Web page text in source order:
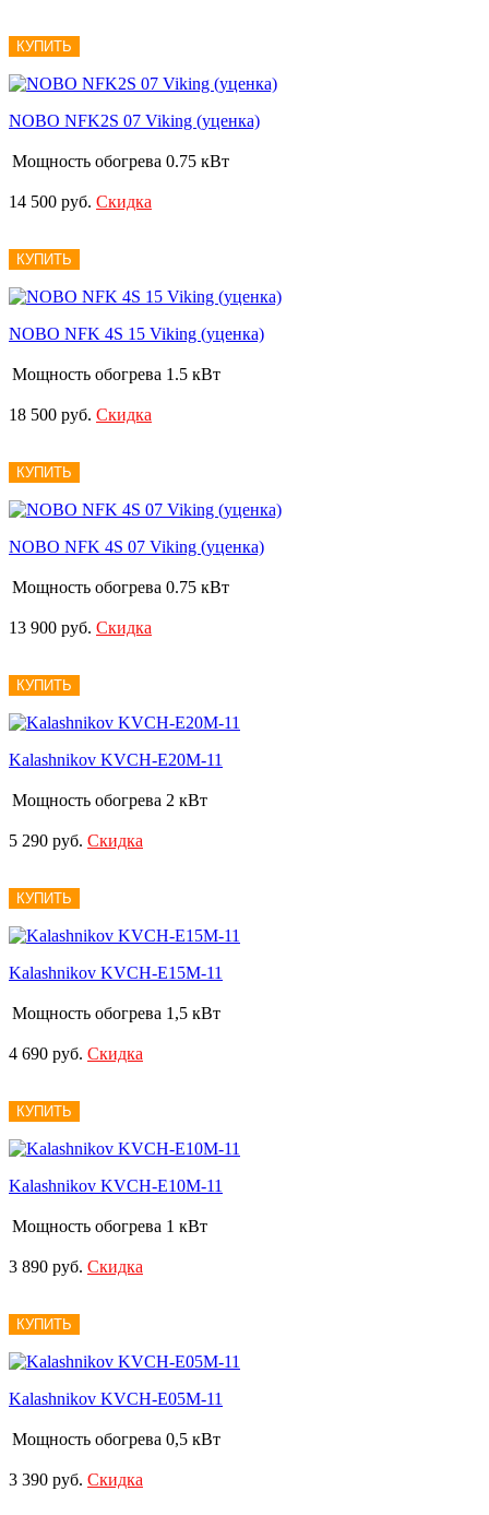
КУПИТЬ
NOBO NFK2S 07 Viking (уценка)
Мощность обогрева 0.75 кВт
14 500 руб. Скидка
КУПИТЬ
NOBO NFK 4S 15 Viking (уценка)
Мощность обогрева 1.5 кВт
18 500 руб. Скидка
КУПИТЬ
NOBO NFK 4S 07 Viking (уценка)
Мощность обогрева 0.75 кВт
13 900 руб. Скидка
КУПИТЬ
Kalashnikov KVCH-E20M-11
Мощность обогрева 2 кВт
5 290 руб. Скидка
КУПИТЬ
Kalashnikov KVCH-E15M-11
Мощность обогрева 1,5 кВт
4 690 руб. Скидка
КУПИТЬ
Kalashnikov KVCH-E10M-11
Мощность обогрева 1 кВт
3 890 руб. Скидка
КУПИТЬ
Kalashnikov KVCH-E05M-11
Мощность обогрева 0,5 кВт
3 390 руб. Скидка